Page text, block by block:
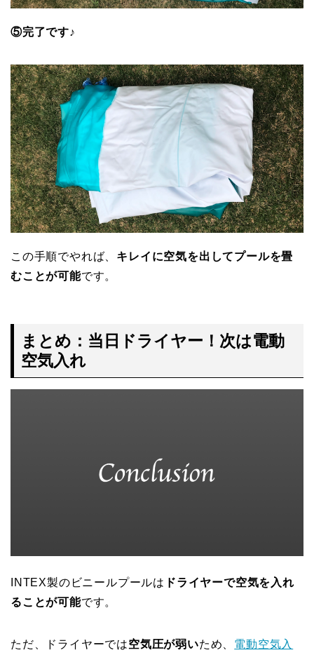
⑤完了です♪
この手順でやれば、 キレイに空気を出してプールを畳
むことが可能です。
まとめ：当日ドライヤー！次は電動
空気入れ
INTEX製のビニールプールは ドライヤーで空気を入れ
ることが可能です。
ただ、ドライヤーでは空気圧が弱いため、 電動空気入